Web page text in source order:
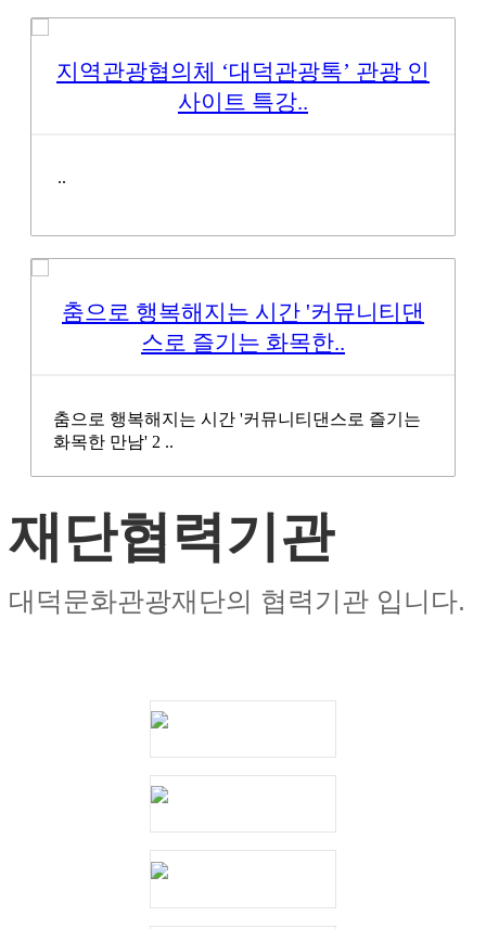
지역관광협의체 ‘대덕관광톡’ 관광 인
사이트 특강..
..
춤으로 행복해지는 시간 '커뮤니티댄
스로 즐기는 화목한..
춤으로 행복해지는 시간 '커뮤니티댄스로 즐기는
화목한 만남' 2 ..
재단협력기관
대덕문화관광재단의 협력기관 입니다.